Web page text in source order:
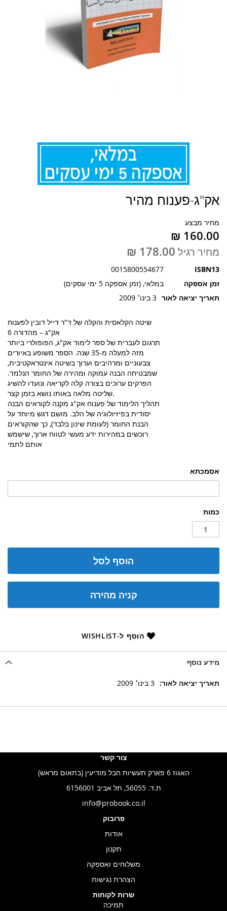
אסמכתא
כמות
הוסף לסל
קניה מהירה
הוסף ל-WISHLIST
אק"ג-פענוח מהיר
מחיר מבצע
מחיר רגיל
ISBN13
0015800554677
זמן אספקה
במלאי, (זמן אספקה 5 ימי עסקים)
תאריך יציאה לאור 3 בינו׳ 2009
שיטה הקלאסית והקלה של ד"ר דייל דובין לפענוח
אק"ג – מהדורה 6
תרגום לעברית של ספר לימוד אק"ג, הפופולרי ביותר
מזה למעלה מ-35 שנה. הספר משופע באיורים
צבעוניים ומרהיבים וערוך בשיטה אינטראקטיבית,
שמבטיחה הבנה עמוקה ומהירה של החומר הנלמד.
הפרקים ערוכים בצורה קלה לקריאה ונועדו להשיג
שליטה מלאה באותו נושא בזמן קצר.
תהליך הלימוד של פענוח אק"ג מקנה לקוראים הבנה
יסודית בפיזיולוגיה של הלב. מושם דגש מיוחד על
הבנת החומר (לעומת שינון בלבד), כך שהקוראים
רוכשים במהירות ידע מעשי לטווח ארוך, שישמש
אותם לתמי
להתחלה
גלריית
תמונות
מידע נוסף
מידע
3 בינו׳ 2009
צור קשר
האגוז 6 פארק תעשיות חבל מודיעין (בתאום מראש)
ת.ד. 56055, תל אביב 6156001
info@probook.co.il
פרובוק
אודות
תקנון
משלוחים ואספקה
הצהרת נגישות
שרות לקוחות
תמיכה